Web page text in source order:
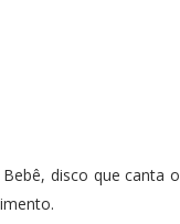
disco que canta o